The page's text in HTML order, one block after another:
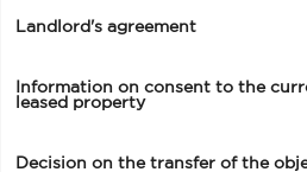
Landlord's agreement
Information on consent to the
leased property
Decision on the transfer of the